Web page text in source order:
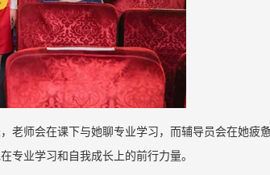
老师会在课下与她聊专业学习，而辅导员会在她疲
专业学习和自我成长上的前行力量。